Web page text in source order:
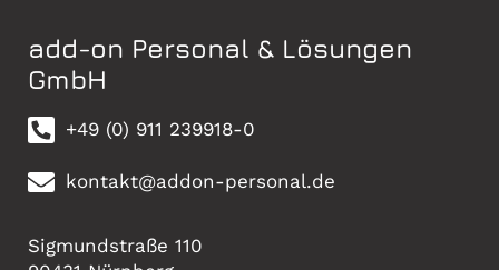
add-on Personal & Lösungen
GmbH
+49 (0) 911 239918-0
kontakt@addon-personal.de
Sigmundstraße 110